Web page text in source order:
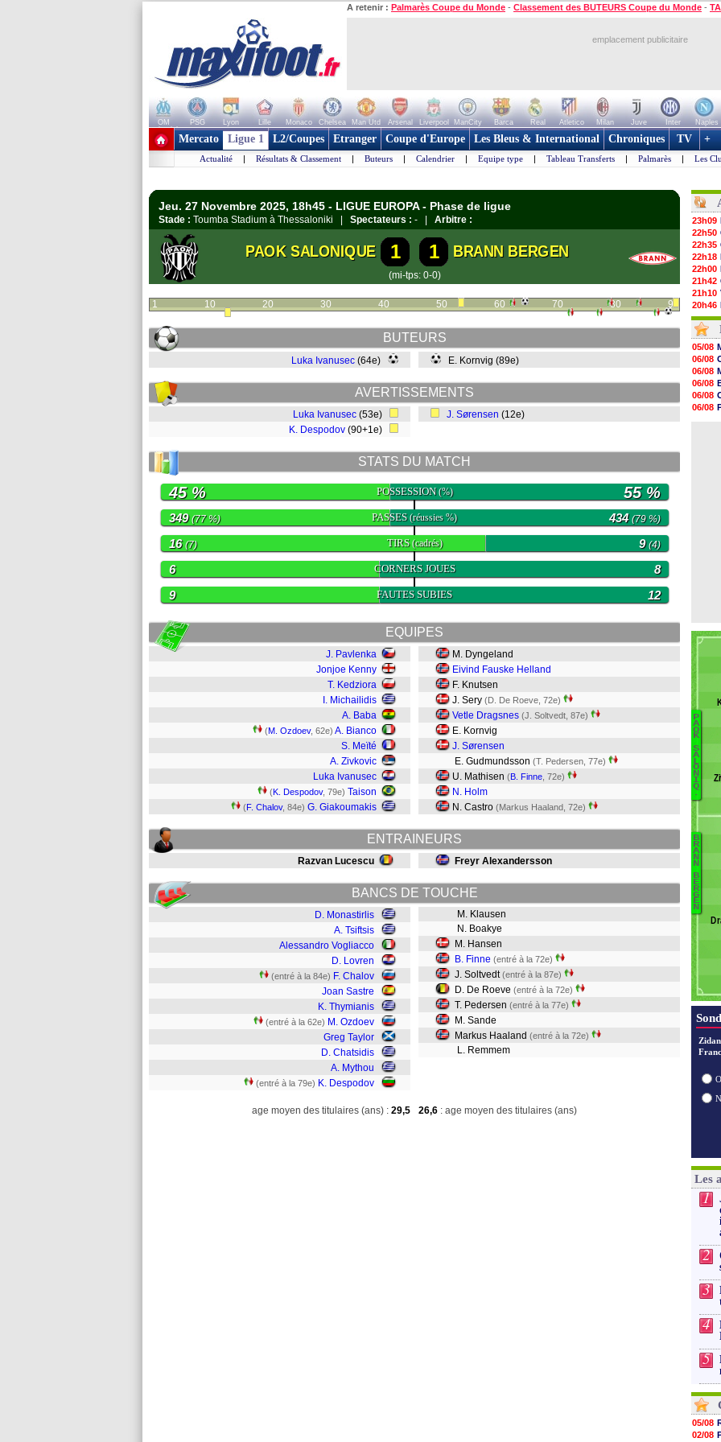
A retenir : Palmarès Coupe du Monde - Classement des BUTEURS Coupe du Monde -
emplacement publicitaire
OM PSG Lyon Lille Monaco Chelsea Man Utd Arsenal Liverpool ManCity Barca Real Atletico Milan Juve Inter Naples
+ de clubs
Mercato Ligue 1 L2/Coupes Etranger Coupe d'Europe Les Bleus & International Chroniques TV +
Actualité | Résultats & Classement | Buteurs | Calendrier | Equipe type | Tableau Transferts | Palmarès | Les
Jeu. 27 Novembre 2025, 18h45 - LIGUE EUROPA - Phase de ligue
Stade : Toumba Stadium à Thessaloniki | Spectateurs : - | Arbitre :
PAOK SALONIQUE 1 1 BRANN BERGEN
(mi-tps: 0-0)
1 10 20 30 40 50 60 70 80 90
BUTEURS
Luka Ivanusec (64e) E. Kornvig (89e)
AVERTISSEMENTS
Luka Ivanusec (53e)
K. Despodov (90+1e)
J. Sørensen (12e)
STATS DU MATCH
POSSESSION(%)
45 % 55 %
PASSES(réussies %)
349(77 %) 434 (79 %)
TIRS(cadrés)
16(7) 9(4)
CORNERS JOUES
6 8
FAUTES SUBIES
9 12
EQUIPES
J. Pavlenka
Jonjoe Kenny
T. Kedziora
I. Michailidis
A. Baba
(M. Ozdoev, 62e) A. Bianco
S. Meïté
A. Zivkovic
Luka Ivanusec
(K. Despodov, 79e) Taison
(F. Chalov, 84e) G. Giakoumakis
M. Dyngeland
Eivind Fauske Helland
F. Knutsen
J. Sery (D. De Roeve, 72e)
Vetle Dragsnes (J. Soltvedt, 87e)
E. Kornvig
J. Sørensen
E. Gudmundsson (T. Pedersen, 77e)
U. Mathisen (B. Finne , 72e)
N. Holm
N. Castro (Markus Haaland, 72e)
ENTRAINEURS
Razvan Lucescu Freyr Alexandersson
BANCS DE TOUCHE
D. Monastirlis
A. Tsiftsis
Alessandro Vogliacco
D. Lovren
(entré à la 84e) F. Chalov
Joan Sastre
K. Thymianis
(entré à la 62e) M. Ozdoev
Greg Taylor
D. Chatsidis
A. Mythou
(entré à la 79e) K. Despodov
M. Klausen
N. Boakye
M. Hansen
B. Finne (entré à la 72e)
J. Soltvedt(entré à la 87e)
D. De Roeve (entré à la 72e)
T. Pedersen (entré à la 77e)
M. Sande
Markus Haaland (entré à la 72e)
L. Remmem
age moyen des titulaires (ans) : 29,5 26,6 : age moyen des titulaires (ans)
23h09
22h50
22h35
22h18
22h00
21h42
21h10
20h46
20h30
20h01
19h18
19h09
18h48
18h37
18h29
17h58
17h46
05/08
06/08
06/08
06/08
06/08
06/08
P
A
O
K
S
A
L
O
N
I
Q
.
B
R
A
N
N
B
E
R
G
E
N
Les
1
2
3
4
5
05/08
02/08